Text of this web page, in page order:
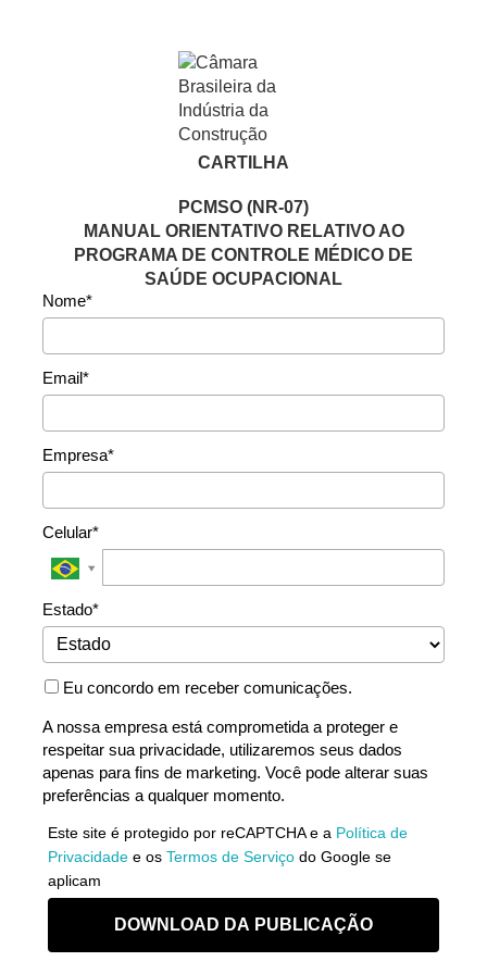
CARTILHA
PCMSO (NR-07)
MANUAL ORIENTATIVO RELATIVO AO
PROGRAMA DE CONTROLE MÉDICO DE
SAÚDE OCUPACIONAL
Nome*
Email*
Empresa*
Celular*
Estado*
Eu concordo em receber comunicações.
A nossa empresa está comprometida a proteger e
respeitar sua privacidade, utilizaremos seus dados
apenas para fins de marketing. Você pode alterar suas
preferências a qualquer momento.
Este site é protegido por reCAPTCHA e a Política de
Privacidade e os Termos de Serviço do Google se
aplicam
DOWNLOAD DA PUBLICAÇÃO